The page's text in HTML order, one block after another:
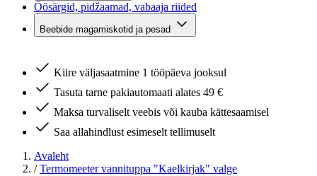
Öösärgid, pidžaamad, vabaaja riided
Beebide magamiskotid ja pesad
Kiire väljasaatmine 1 tööpäeva jooksul
Tasuta tarne pakiautomaati alates 49 €
Maksa turvaliselt veebis või kauba kättesaamisel
Saa allahindlust esimeselt tellimuselt
Avaleht
/ Termomeeter vannituppa "Kaelkirjak" valge